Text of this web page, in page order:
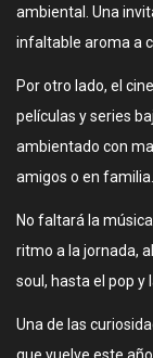
ambiental. Una
infaltable aroma a
Por otro lado, el
películas y series
ambientado con
amigos o en familia.
No faltará la
ritmo a la jornada,
soul, hasta el pop y
Una de las